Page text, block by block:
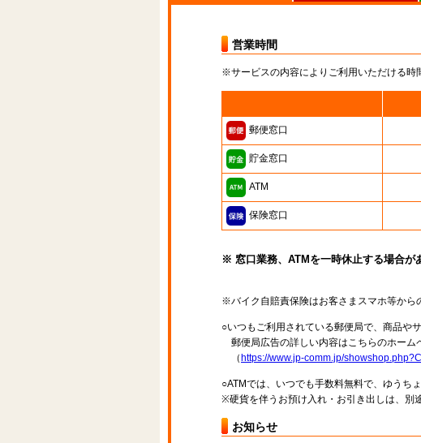
営業時間
※サービスの内容によりご利用いただける時
郵便窓口
貯金窓口
ATM
保険窓口
※ 窓口業務、ATMを一時休止する場合が
※バイク自賠責保険はお客さまスマホ等から
○いつもご利用されている郵便局で、商品や
郵便局広告の詳しい内容はこちらのホーム
（ https://www.jp-comm.jp/
○ATMでは、いつでも手数料無料で、ゆうち
※硬貨を伴うお預け入れ・お引き出しは、別
お知らせ